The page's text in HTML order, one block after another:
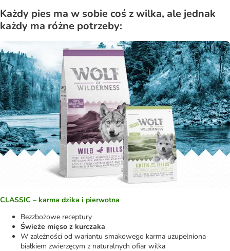
Każdy pies ma w sobie coś z wilka, ale jednak
każdy ma różne potrzeby:
CLASSIC – karma dzika i pierwotna
Bezzbożowe receptury
Świeże mięso z kurczaka
W zależności od wariantu smakowego karma uzupełniona
białkiem zwierzęcym z naturalnych ofiar wilka